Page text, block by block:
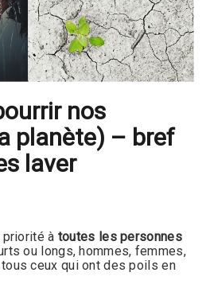
nos
planète) – bref
laver
priorité à toutes les personnes
ou longs, hommes, femmes,
ceux qui ont des poils en